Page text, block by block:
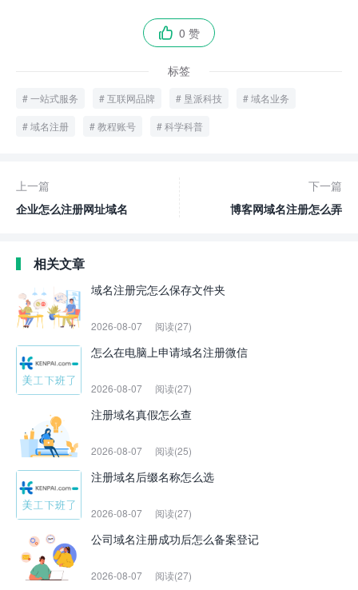
 0 赞
标签
一站式服务 互联网品牌 垦派科技 域名业务
域名注册 教程账号 科学科普
上一篇
企业怎么注册网址域名
下一篇
博客网域名注册怎么弄
相关文章
域名注册完怎么保存文件夹
2026-08-07 阅读(27)
怎么在电脑上申请域名注册微信
2026-08-07 阅读(27)
注册域名真假怎么查
2026-08-07 阅读(25)
注册域名后缀名称怎么选
2026-08-07 阅读(27)
公司域名注册成功后怎么备案登记
2026-08-07 阅读(27)